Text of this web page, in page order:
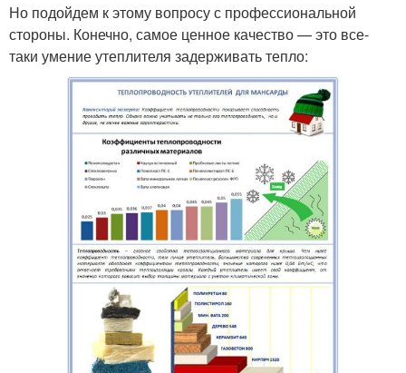
Но подойдем к этому вопросу с профессиональной
стороны. Конечно, самое ценное качество — это все-
таки умение утеплителя задерживать тепло: